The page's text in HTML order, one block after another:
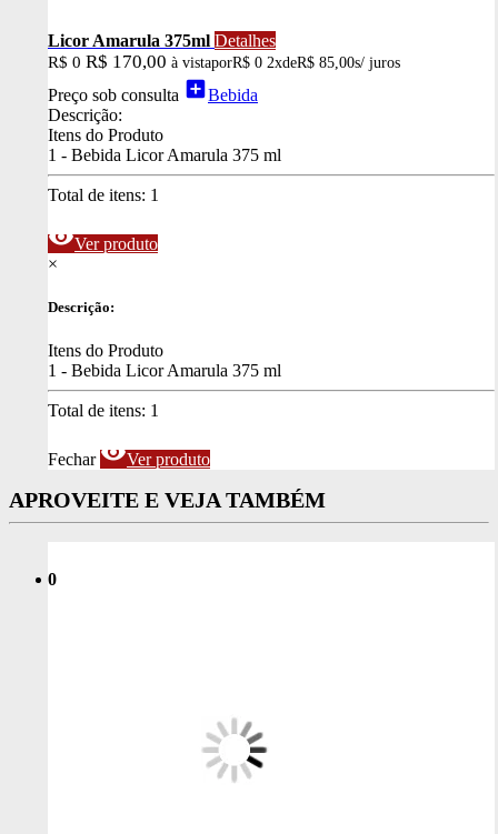
Licor Amarula 375ml Detalhes
R$ 0 R$ 170,00 à vistaporR$ 0 2xdeR$ 85,00s/ juros
Preço sob consulta add_boxBebida
Descrição:
Itens do Produto
1 - Bebida Licor Amarula 375 ml
Total de itens: 1
visibilityVer produto
×
Descrição:
Itens do Produto
1 - Bebida Licor Amarula 375 ml
Total de itens: 1
Fechar visibilityVer produto
APROVEITE E VEJA TAMBÉM
0